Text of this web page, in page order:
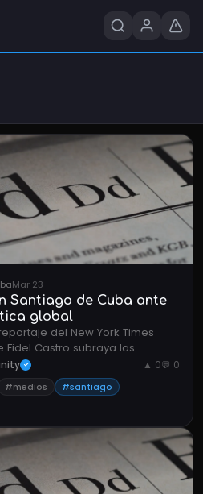
Mar 23
Santiago de Cuba ante
global
del New York Times
Castro subraya las
dentro de la isla.
✓ ▲ 0💬 0
#medios
#santiago